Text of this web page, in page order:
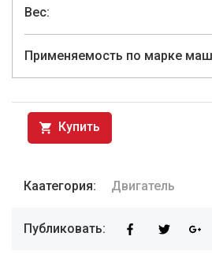
Вес:
Применяемость по марке
Купить
Каатегория: Двигатель
Публиковать: